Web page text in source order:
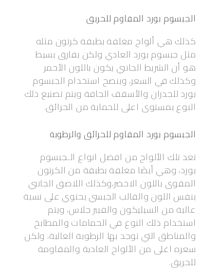
الجبسوم بورد المقاوم للحريق
كذلك هي ألواح مغلفة بطبقة كرتون مثله
مثل جبسوم بورد العادي ولكن بفارق بسيط
هو أن الشريط الجانبي يكون باللون الأحمر
وكذلك في السعر، وينصح استخدام الجبسوم
بورد للجدران والأسقف الجافة ويتم تصنيع ذلك
النوع بمستوى اعلى للحماية من الحرائق.
الجبسوم بورد المقاوم للحرائق والرطوبة
تعد تلك الألواح من افضل انواع الـجبسوم
بورد، وهي أيضًا مغلفة بطبقة من الكرتون
المقوى باللون الاخضر،وكذلك اللاصق الجانبي
بنفس اللون والقالب الجبسي يحتوي على نسبة
عالية من السيليكون والفيبر جلاس، ويتم
استخدام ذلك النوع في الحمامات والمطابخ
والمناطق التي توجد بها الرطوبة العالية، ولكن
سعره اغلى من الألواح العادية والمقاومة
للحريق.